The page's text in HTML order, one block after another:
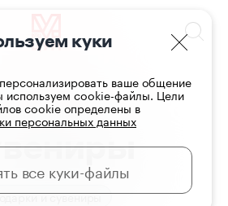
Главная Магазины
и сувениры
куки
ваше общение
cookie-файлы. Цели
cookie определены в
персональных данных
все куки-файлы